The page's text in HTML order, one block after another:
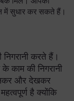
में सुधार कर सकते हैं।
करते हैं।
काम की निगरानी
सुनकर और देखकर
है क्योंकि